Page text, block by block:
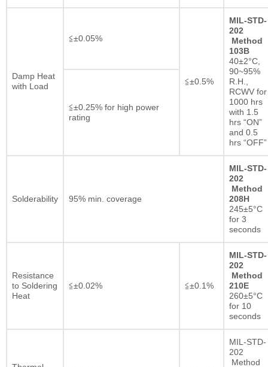
Damp Heat
with Load
≦±0.05%
≦±0.5%
MIL-STD-
202
Method
103B
40±2°C,
90~95%
R.H.,
RCWV for
1000 hrs
with 1.5
hrs “ON”
and 0.5
hrs “OFF”
≦±0.25% for high power
rating
Solderability 95% min. coverage
MIL-STD-
202
Method
208H
245±5°C
for 3
seconds
Resistance
to Soldering
Heat
≦±0.02% ≦±0.1%
MIL-STD-
202
Method
210E
260±5°C
for 10
seconds
MIL-STD-
202
Method